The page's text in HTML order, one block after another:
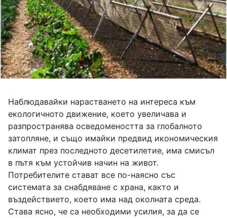
Наблюдавайки нарастването на интереса към
екологичното движение, което увеличава и
разпространява осведомеността за глобалното
затопляне, и също имайки предвид икономическия
климат през последното десетилетие, има смисъл
в пътя към устойчив начин на живот.
Потребителите стават все по-наясно със
системата за снабдяване с храна, както и
въздействието, което има над околната среда.
Става ясно, че са необходими усилия, за да се